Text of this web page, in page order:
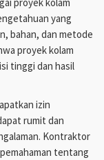
yang
bahan, dan metode
proyek kolam
tinggi dan hasil
izin
rumit dan
Kontraktor
tentang